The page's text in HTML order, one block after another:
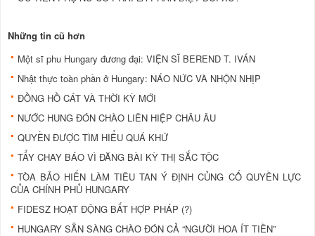
Những tin cũ hơn
Một sĩ phu Hungary đương đại: VIỆN SĨ BEREND T. IVÁN
Nhật thực toàn phần ở Hungary: NÁO NỨC VÀ NHỘN NHỊP
ĐỒNG HỒ CÁT VÀ THỜI KỲ MỚI
NƯỚC HUNG ĐÓN CHÀO LIÊN HIỆP CHÂU ÂU
QUYỀN ĐƯỢC TÌM HIỂU QUÁ KHỨ
TẨY CHAY BÁO VÌ ĐĂNG BÀI KỲ THỊ SẮC TỘC
TÒA BẢO HIẾN LÀM TIÊU TAN Ý ĐỊNH CỦNG CỐ QUYỀN LỰC
CỦA CHÍNH PHỦ HUNGARY
FIDESZ HOẠT ĐỘNG BẤT HỢP PHÁP (?)
HUNGARY SẴN SÀNG CHÀO ĐÓN CẢ “NGƯỜI HOA ÍT TIỀN”